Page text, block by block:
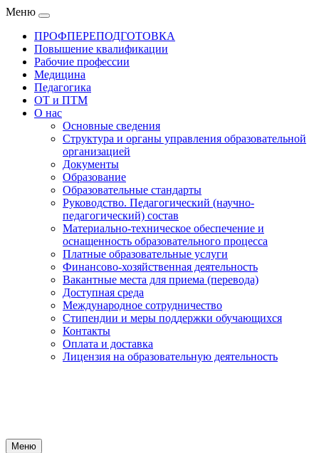
Меню
ПРОФПЕРЕПОДГОТОВКА
Повышение квалификации
Рабочие профессии
Медицина
Педагогика
ОТ и ПТМ
О нас
Основные сведения
Структура и органы управления образовательной
организацией
Документы
Образование
Образовательные стандарты
Руководство. Педагогический (научно-
педагогический) состав
Материально-техническое обеспечение и
оснащенность образовательного процесса
Платные образовательные услуги
Финансово-хозяйственная деятельность
Вакантные места для приема (перевода)
Доступная среда
Международное сотрудничество
Стипендии и меры поддержки обучающихся
Контакты
Оплата и доставка
Лицензия на образовательную деятельность
Меню